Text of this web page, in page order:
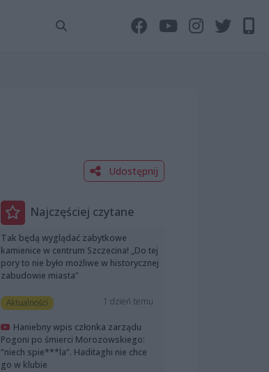
Udostępnij
Najczęściej czytane
Tak będą wyglądać zabytkowe
kamienice w centrum Szczecina! „Do tej
pory to nie było możliwe w historycznej
zabudowie miasta”
Aktualności 1 dzień temu
Haniebny wpis członka zarządu
Pogoni po śmierci Morozowskiego:
“niech spie***la”. Haditaghi nie chce
go w klubie